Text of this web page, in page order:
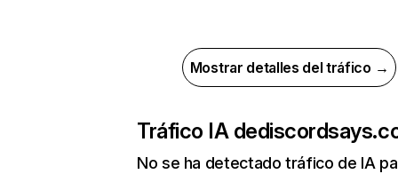
Mostrar detalles del tráfico →
Tráfico IA de
No se ha detectado tráfico de IA